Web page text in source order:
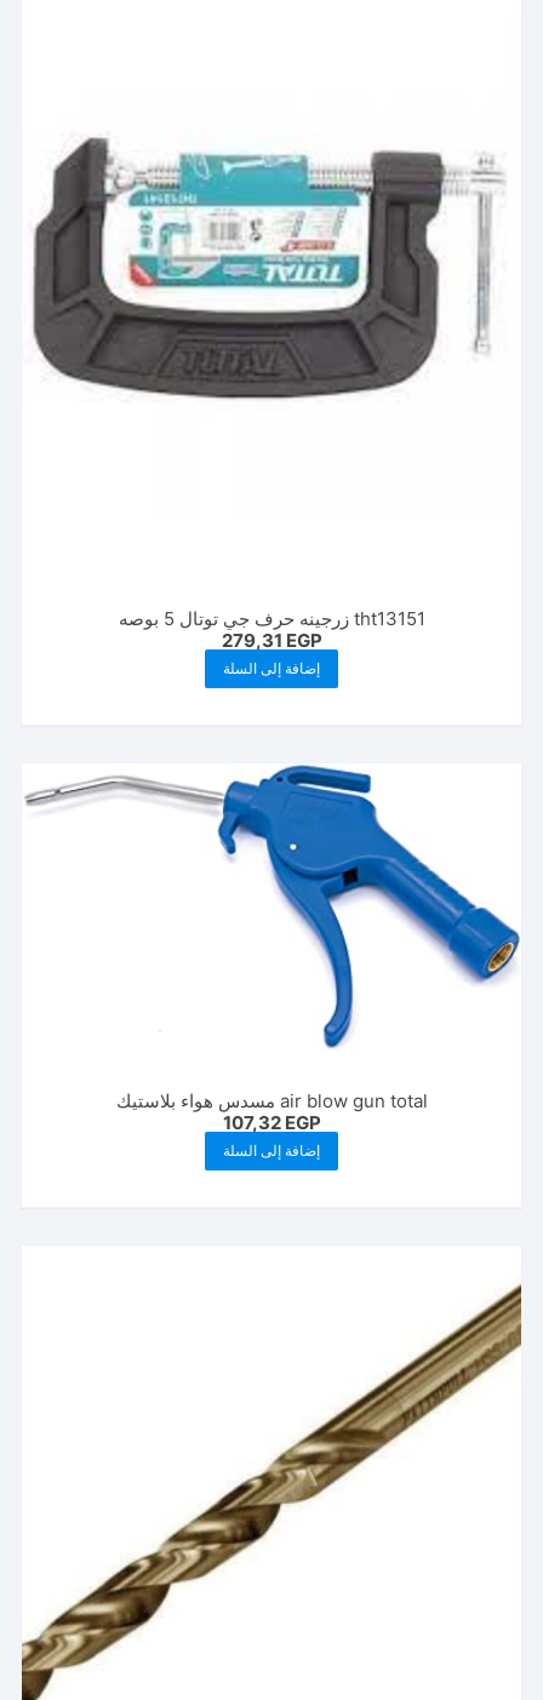
tht13151 زرجينه حرف جي توتال 5 بوصه
279,31 EGP
إضافة إلى السلة
air blow gun total مسدس هواء بلاستيك
107,32 EGP
إضافة إلى السلة